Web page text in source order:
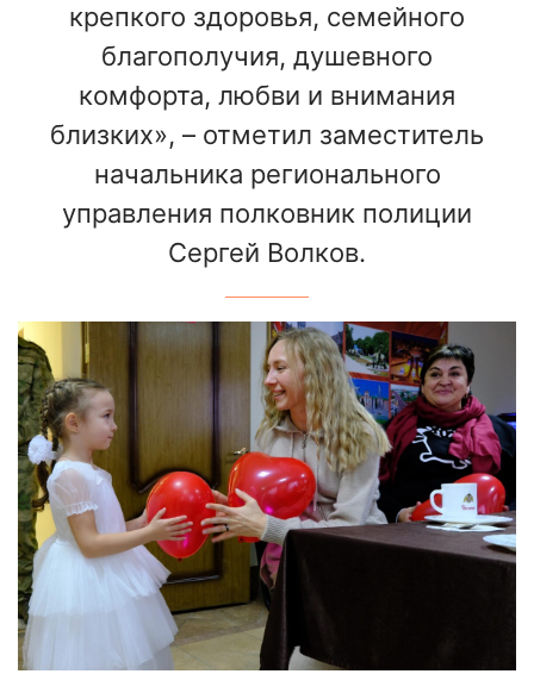
крепкого здоровья, семейного
благополучия, душевного
комфорта, любви и внимания
близких», – отметил заместитель
начальника регионального
управления полковник полиции
Сергей Волков.